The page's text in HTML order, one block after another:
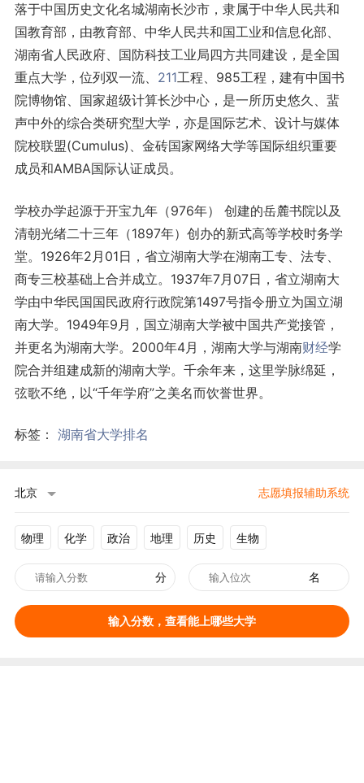
落于中国历史文化名城湖南长沙市，隶属于中华人民共和
国教育部，由教育部、中华人民共和国工业和信息化部、
湖南省人民政府、国防科技工业局四方共同建设，是全国
重点大学，位列双一流、 211工程、985工程，建有中国书
院博物馆、国家超级计算长沙中心，是一所历史悠久、蜚
声中外的综合类研究型大学，亦是国际艺术、设计与媒体
院校联盟(Cumulus)、金砖国家网络大学等国际组织重要
成员和AMBA国际认证成员。
学校办学起源于开宝九年（976年） 创建的岳麓书院以及
清朝光绪二十三年（1897年）创办的新式高等学校时务学
堂。1926年2月01日，省立湖南大学在湖南工专、法专、
商专三校基础上合并成立。1937年7月07日，省立湖南大
学由中华民国国民政府行政院第1497号指令册立为国立湖
南大学。1949年9月，国立湖南大学被中国共产党接管，
并更名为湖南大学。2000年4月，湖南大学与湖南财经学
院合并组建成新的湖南大学。千余年来，这里学脉绵延，
弦歌不绝，以“千年学府”之美名而饮誉世界。
标签： 湖南省大学排名
北京 志愿填报辅助系统
物理 化学 政治 地理 历史 生物
分 名
输入分数，查看能上哪些大学